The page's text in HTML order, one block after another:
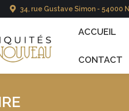
34, rue Gustave Simon - 54000
ACCUEIL
CONTACT
ACCUEIL